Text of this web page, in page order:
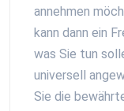
annehmen
kann dann ein
was Sie tun
universell
Sie die